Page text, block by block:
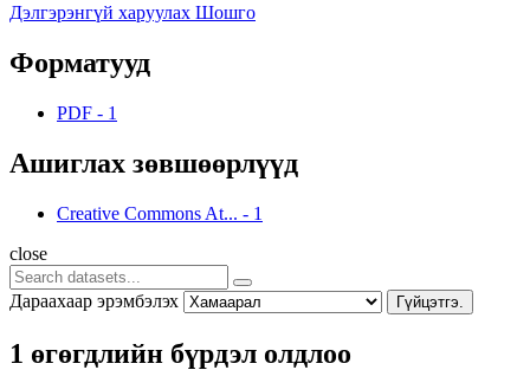
Дэлгэрэнгүй харуулах Шошго
Форматууд
PDF - 1
Ашиглах зөвшөөрлүүд
Creative Commons At... - 1
close
Дараахаар эрэмбэлэх Гүйцэтгэ.
1 өгөгдлийн бүрдэл олдлоо